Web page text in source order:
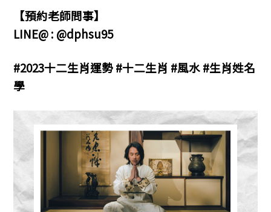
【預約老師問事】
LINE@ : @dphsu95
#2023十二生肖運勢 #十二生肖 #風水 #生肖姓名
學